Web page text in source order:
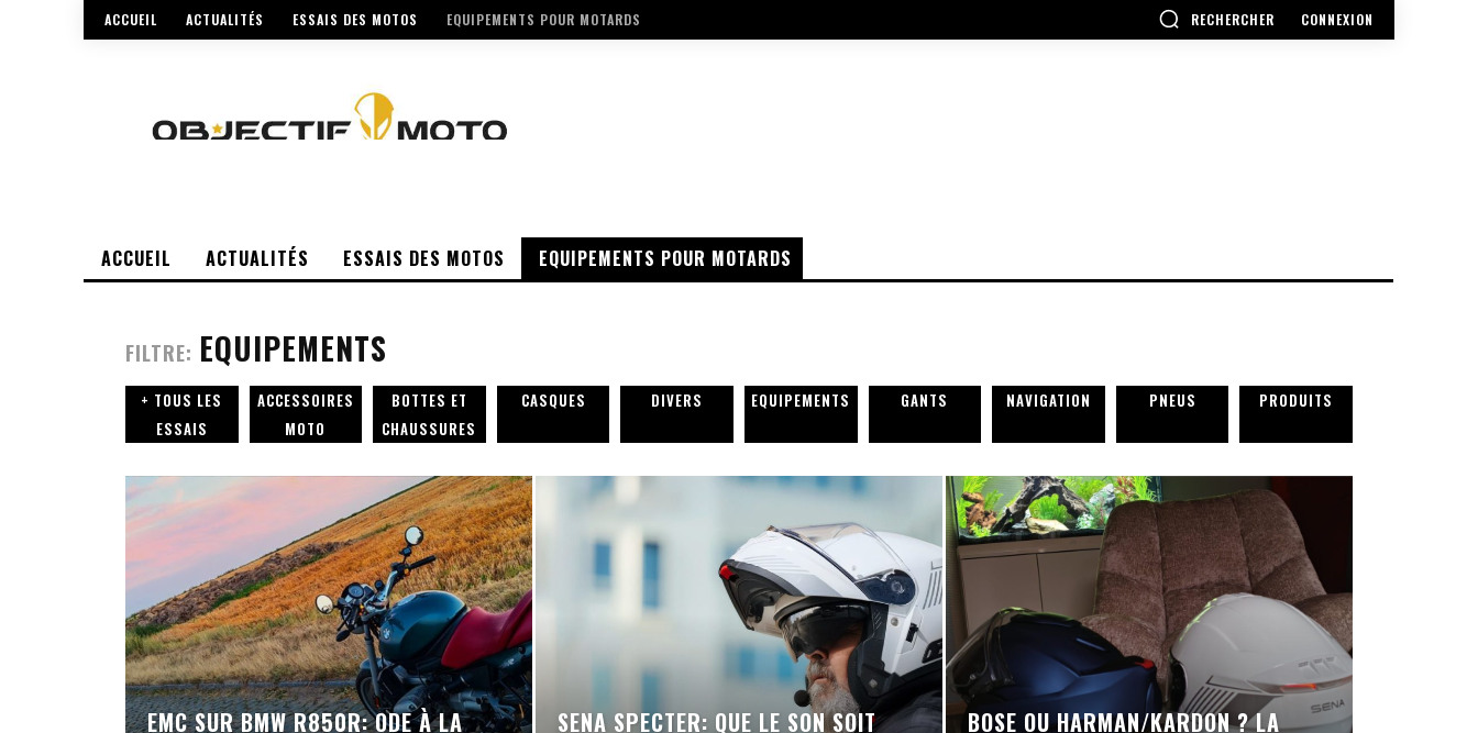
ACCUEIL ACTUALITÉS ESSAIS DES MOTOS EQUIPEMENTS POUR MOTARDS RECHERCHER CONNEXION
ACCUEIL ACTUALITÉS ESSAIS DES MOTOS EQUIPEMENTS POUR MOTARDS
FILTRE: EQUIPEMENTS
+ TOUS LES
ESSAIS
ACCESSOIRES
MOTO
BOTTES ET
CHAUSSURES
CASQUES DIVERS EQUIPEMENTS GANTS NAVIGATION PNEUS PRODUITS
EMC SUR BMW R850R: ODE À LA
SENA SPECTER: QUE LE SON SOIT
BOSE OU HARMAN/KARDON ? LA